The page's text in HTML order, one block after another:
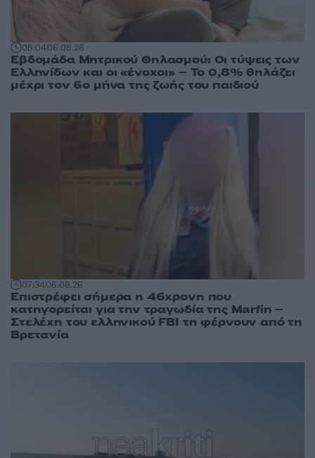
08:0406.08.26
Εβδομάδα Μητρικού Θηλασμού: Οι τύψεις των
Ελληνίδων και οι «ένοχοι» – Το 0,8% θηλάζει
μέχρι τον 6ο μήνα της ζωής του παιδιού
07:3406.08.26
Επιστρέφει σήμερα η 46χρονη που
κατηγορείται για την τραγωδία της Marfin –
Στελέχη του ελληνικού FBI τη φέρνουν από τη
Βρετανία